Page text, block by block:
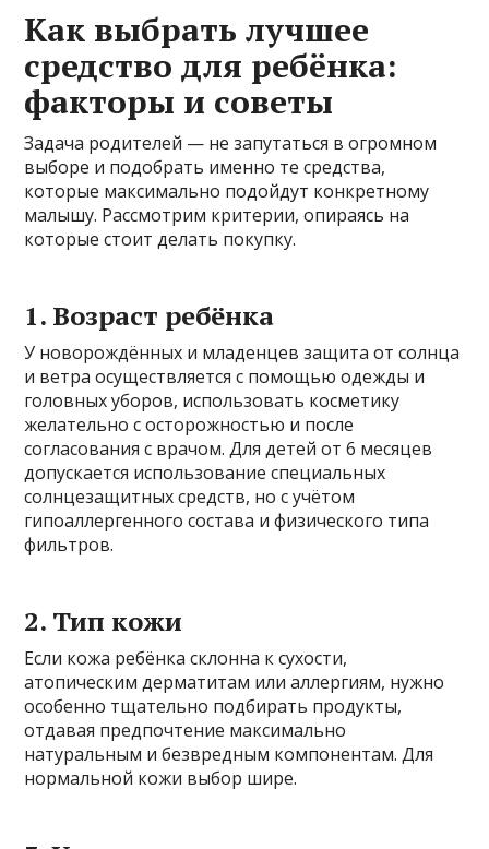
Как выбрать лучшее
средство для ребёнка:
факторы и советы
Задача родителей — не запутаться в огромном
выборе и подобрать именно те средства,
которые максимально подойдут конкретному
малышу. Рассмотрим критерии, опираясь на
которые стоит делать покупку.
1. Возраст ребёнка
У новорождённых и младенцев защита от солнца
и ветра осуществляется с помощью одежды и
головных уборов, использовать косметику
желательно с осторожностью и после
согласования с врачом. Для детей от 6 месяцев
допускается использование специальных
солнцезащитных средств, но с учётом
гипоаллергенного состава и физического типа
фильтров.
2. Тип кожи
Если кожа ребёнка склонна к сухости,
атопическим дерматитам или аллергиям, нужно
особенно тщательно подбирать продукты,
отдавая предпочтение максимально
натуральным и безвредным компонентам. Для
нормальной кожи выбор шире.